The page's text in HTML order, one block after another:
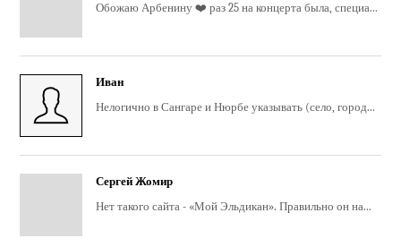
Обожаю Арбенину ❤️ раз 25 на концерта была, специа...
Иван
Нелогично в Сангаре и Нюрбе указывать (село, город...
Сергей Жомир
Нет такого сайта - «Мой Эльдикан». Правильно он на...